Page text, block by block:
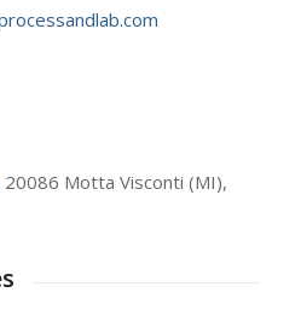
20086 Motta Visconti (MI),